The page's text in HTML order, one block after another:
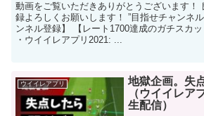
動画をご覧いただきありがとうございます！
録よろしくお願いします！ ”目指せチャンネ
ンネル登録】 【レート1700達成のガチスカッ
・ウイイレアプリ2021: ...
ウイイレアプリ
地獄企画。失
（ウイイレア
生配信）